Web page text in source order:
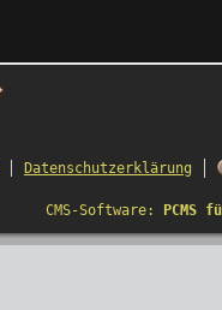
Datenschutzerklärung
CMS-Software: PCMS